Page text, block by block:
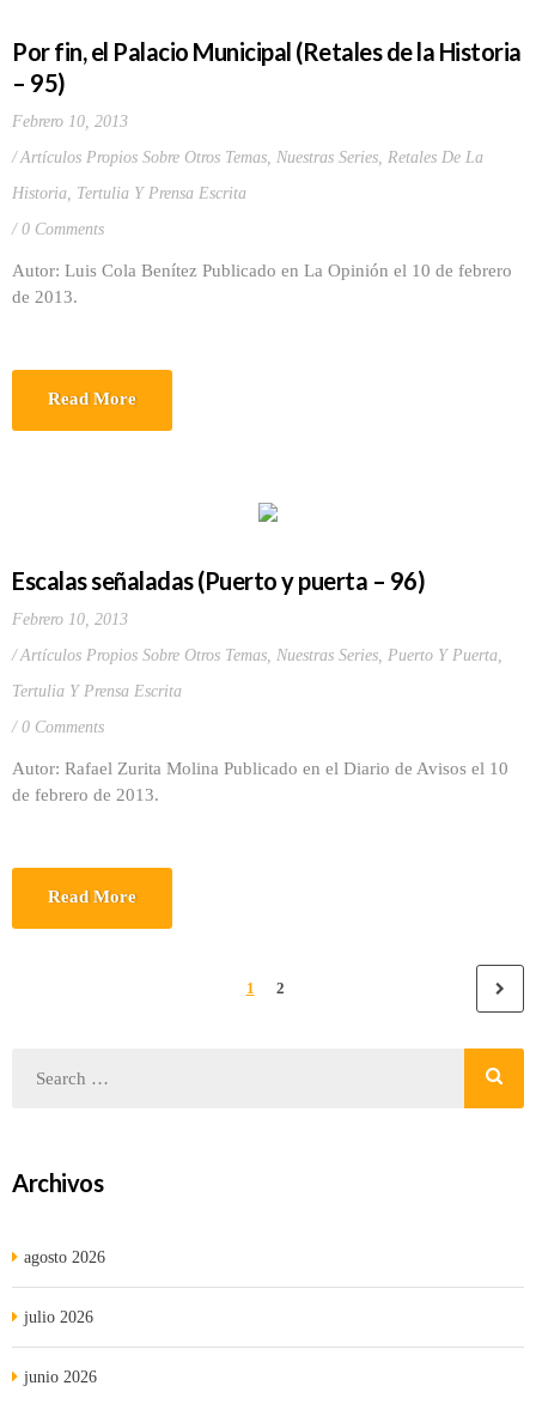
Por fin, el Palacio Municipal (Retales de la Historia
– 95)
Febrero 10, 2013
Artículos Propios Sobre Otros Temas, Nuestras Series, Retales De La
Historia, Tertulia Y Prensa Escrita
0 Comments
Autor: Luis Cola Benítez Publicado en La Opinión el 10 de febrero
de 2013.
Read More
Escalas señaladas (Puerto y puerta – 96)
Febrero 10, 2013
Artículos Propios Sobre Otros Temas, Nuestras Series, Puerto Y Puerta,
Tertulia Y Prensa Escrita
0 Comments
Autor: Rafael Zurita Molina Publicado en el Diario de Avisos el 10
de febrero de 2013.
Read More
1 2
Archivos
agosto 2026
julio 2026
junio 2026